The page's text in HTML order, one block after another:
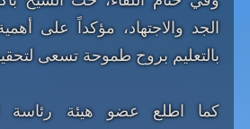
الجد والاجتهاد، مؤكداً على أهمية
بالتعليم بروح طموحة تسعى
كما اطلع عضو هيئة رئاسة